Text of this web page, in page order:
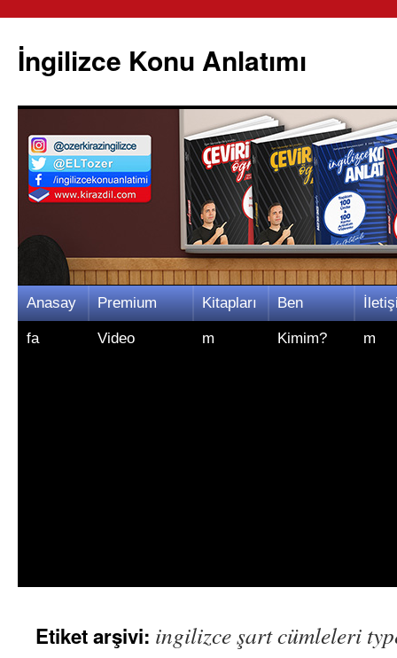
İngilizce Konu Anlatımı
İçeriğe
atla
Anasay
fa
Premium
Video
Kitapları
m
Ben
Kimim? m
Etiket arşivi: ingilizce şart cümleleri